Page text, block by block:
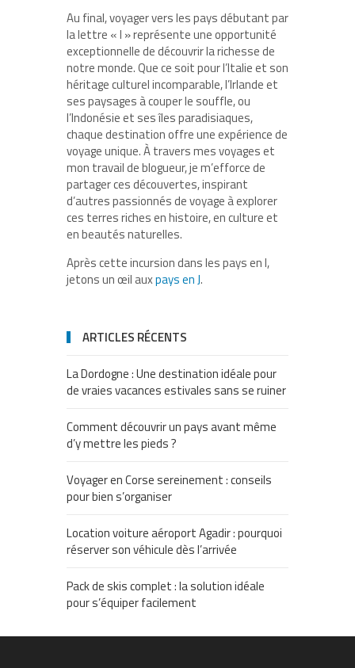
Au final, voyager vers les pays débutant par
la lettre « I » représente une opportunité
exceptionnelle de découvrir la richesse de
notre monde. Que ce soit pour l’Italie et son
héritage culturel incomparable, l’Irlande et
ses paysages à couper le souffle, ou
l’Indonésie et ses îles paradisiaques,
chaque destination offre une expérience de
voyage unique. À travers mes voyages et
mon travail de blogueur, je m’efforce de
partager ces découvertes, inspirant
d’autres passionnés de voyage à explorer
ces terres riches en histoire, en culture et
en beautés naturelles.
Après cette incursion dans les pays en I,
jetons un œil auxpays en J.
ARTICLES RÉCENTS
La Dordogne : Une destination idéale pour
de vraies vacances estivales sans se ruiner
Comment découvrir un pays avant même
d’y mettre les pieds ?
Voyager en Corse sereinement : conseils
pour bien s’organiser
Location voiture aéroport Agadir : pourquoi
réserver son véhicule dès l’arrivée
Pack de skis complet : la solution idéale
pour s’équiper facilement